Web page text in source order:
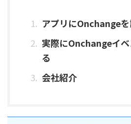
アプリにOnchange
実際にOnchangeイ
る
会社紹介